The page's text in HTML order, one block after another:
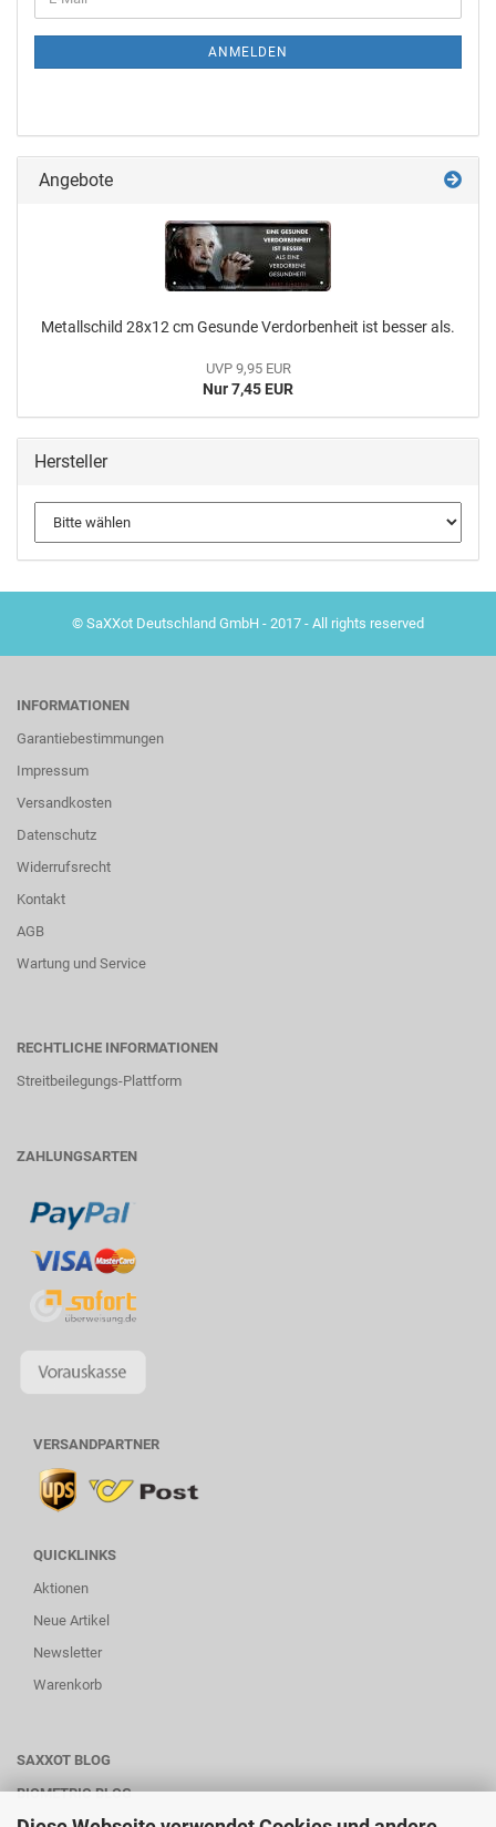
ANMELDEN
Angebote
Metallschild 28x12 cm Gesunde Verdorbenheit ist besser als.
UVP 9,95 EUR
Nur 7,45 EUR
Hersteller
© SaXXot Deutschland GmbH - 2017 - All rights reserved
INFORMATIONEN
Garantiebestimmungen
Impressum
Versandkosten
Datenschutz
Widerrufsrecht
Kontakt
AGB
Wartung und Service
RECHTLICHE INFORMATIONEN
Streitbeilegungs-Plattform
ZAHLUNGSARTEN
VERSANDPARTNER
QUICKLINKS
Aktionen
Neue Artikel
Newsletter
Warenkorb
SAXXOT BLOG
BIOMETRIC BLOG